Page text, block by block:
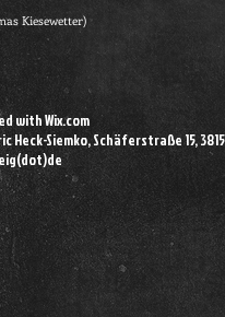
Kiesewetter)
withWix.com
Siemko, Schäferstraße 15,